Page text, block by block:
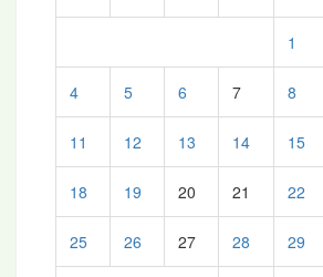
1
4 5 6 7 8
11 12 13 14 15
18 19 20 21 22
25 26 27 28 29